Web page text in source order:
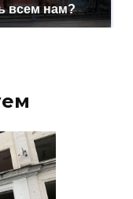
всем нам?